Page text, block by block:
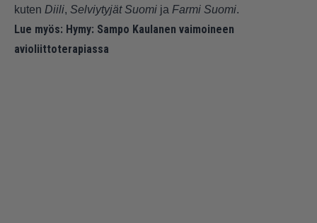
kuten Diili, Selviytyjät Suomi ja Farmi Suomi.
Lue myös: Hymy: Sampo Kaulanen vaimoineen
avioliittoterapiassa